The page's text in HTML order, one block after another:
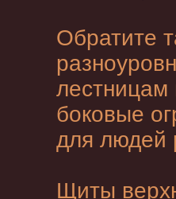
Обратите
боковые
для людей
Щиты